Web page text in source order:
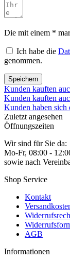
Die mit einem *
Ich habe die
genommen.
Speichern
Kunden kauften
Kunden kauften
Kunden haben sich
Zuletzt angesehen
Öffnungszeiten
Wir sind für Sie da:
Mo-Fr, 08:00 -
sowie nach
Shop Service
Kontakt
AGB
Informationen